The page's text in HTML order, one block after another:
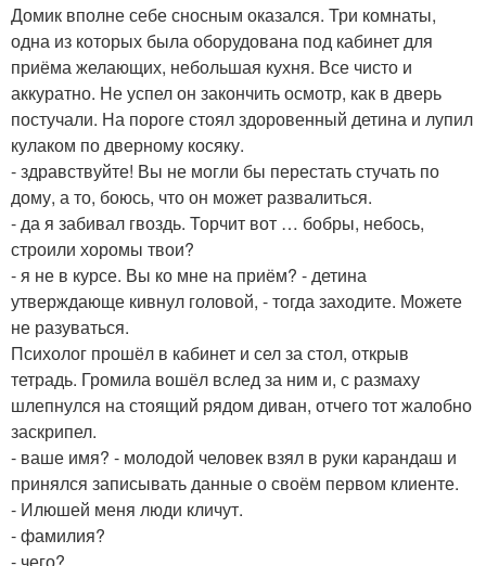
Домик вполне себе сносным оказался. Три комнаты,
одна из которых была оборудована под кабинет для
приёма желающих, небольшая кухня. Все чисто и
аккуратно. Не успел он закончить осмотр, как в дверь
постучали. На пороге стоял здоровенный детина и лупил
кулаком по дверному косяку.
- здравствуйте! Вы не могли бы перестать стучать по
дому, а то, боюсь, что он может развалиться.
- да я забивал гвоздь. Торчит вот … бобры, небось,
строили хоромы твои?
- я не в курсе. Вы ко мне на приём? - детина
утверждающе кивнул головой, - тогда заходите. Можете
не разуваться.
Психолог прошёл в кабинет и сел за стол, открыв
тетрадь. Громила вошёл вслед за ним и, с размаху
шлепнулся на стоящий рядом диван, отчего тот жалобно
заскрипел.
- ваше имя? - молодой человек взял в руки карандаш и
принялся записывать данные о своём первом клиенте.
- Илюшей меня люди кличут.
- фамилия?
- чего?